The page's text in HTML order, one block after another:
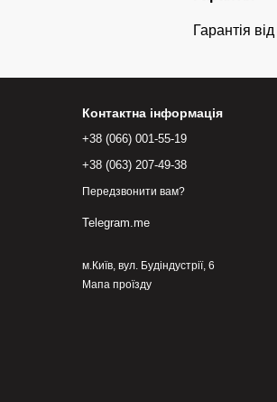
Гарантія
Контактна інформація
+38 (066) 001-55-19
+38 (063) 207-49-38
Передзвонити вам?
Telegram.me
м.Київ, вул. Будіндустрії, 6
Мапа проїзду